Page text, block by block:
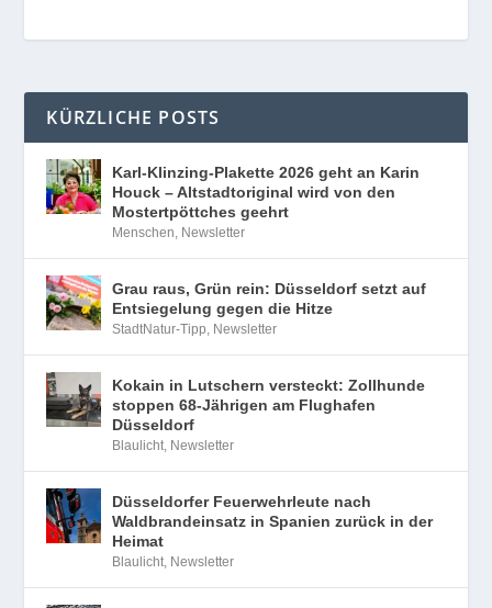
KÜRZLICHE POSTS
Karl-Klinzing-Plakette 2026 geht an Karin
Houck – Altstadtoriginal wird von den
Mostertpöttches geehrt
Menschen, Newsletter
Grau raus, Grün rein: Düsseldorf setzt auf
Entsiegelung gegen die Hitze
StadtNatur-Tipp, Newsletter
Kokain in Lutschern versteckt: Zollhunde
stoppen 68-Jährigen am Flughafen
Düsseldorf
Blaulicht, Newsletter
Düsseldorfer Feuerwehrleute nach
Waldbrandeinsatz in Spanien zurück in der
Heimat
Blaulicht, Newsletter